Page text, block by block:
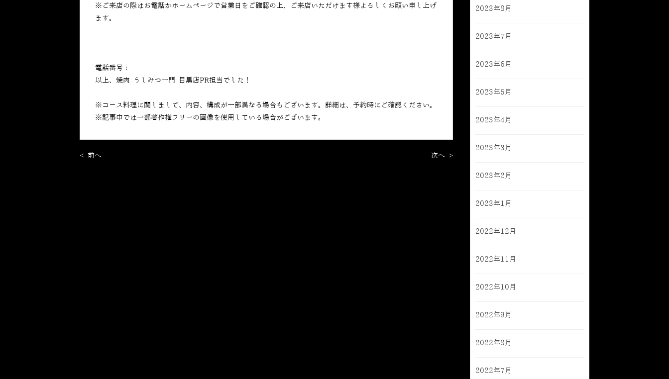
※ご来店の際はお電話かホームページで営業日をご確認の上、ご来店いただけます様よろしくお願い申し上げ
ます。
電話番号：
以上、焼肉 うしみつ一門 目黒店PR担当でした！
※コース料理に関しまして、内容、構成が一部異なる場合もございます。詳細は、予約時にご確認ください。
※記事中では一部著作権フリーの画像を使用している場合がございます。
< 前へ 次へ >
2023年8月
2023年7月
2023年6月
2023年5月
2023年4月
2023年3月
2023年2月
2023年1月
2022年12月
2022年11月
2022年10月
2022年9月
2022年8月
2022年7月